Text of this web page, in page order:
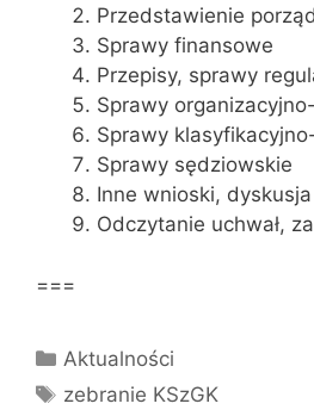
Przedstawienie
Sprawy finansowe
Przepisy, sprawy
Sprawy
Sprawy
Sprawy sędziowskie
Inne wnioski, dyskusja
Odczytanie uchwał,
===
Kategorie
Aktualności
Tagi
zebranie KSzGK